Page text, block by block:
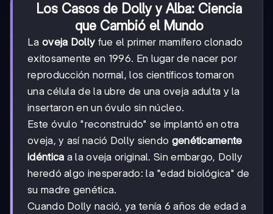
Los Casos de Dolly y Alba: Ciencia
que Cambió el Mundo
La oveja Dolly fue el primer mamífero clonado
exitosamente en 1996. En lugar de nacer por
reproducción normal, los científicos tomaron
una célula de la ubre de una oveja adulta y la
insertaron en un óvulo sin núcleo.
Este óvulo "reconstruido" se implantó en otra
oveja, y así nació Dolly siendo genéticamente
idéntica a la oveja original. Sin embargo, Dolly
heredó algo inesperado: la "edad biológica" de
su madre genética.
Cuando Dolly nació, ya tenía 6 años de edad a